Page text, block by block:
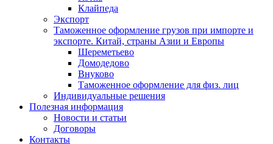
Клайпеда
Экспорт
Таможенное оформление грузов при импорте и
экспорте. Китай, страны Азии и Европы
Шереметьево
Домодедово
Внуково
Таможенное оформление для физ. лиц
Индивидуальные решения
Полезная информация
Новости и статьи
Договоры
Контакты